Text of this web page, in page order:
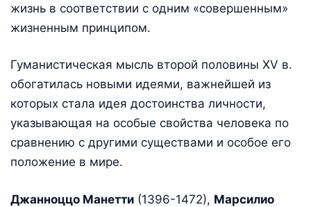
жизнь в соответствии с одним «совершенным»
жизненным принципом.
Гуманистическая мысль второй половины XV в.
обогатилась новыми идеями, важнейшей из
которых стала идея достоинства личности,
указывающая на особые свойства человека по
сравнению с другими существами и особое его
положение в мире.
Джанноццо Манетти (1396-1472), Марсилио